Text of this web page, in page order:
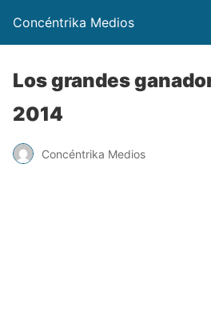
Concéntrika Medios
Los grandes
2014
Concéntrika Medios